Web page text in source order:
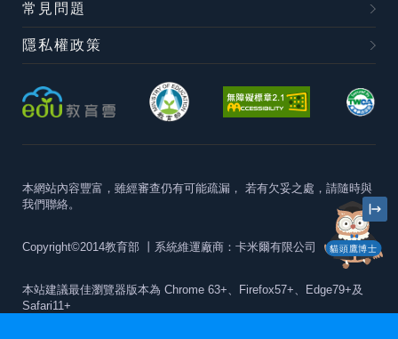
貓頭鷹博士
常見問題
隱私權政策
本網站內容豐富，雖經審查仍有可能疏漏， 若有欠妥之處，請隨時與
我們聯絡。
Copyright©2014教育部 丨系統維運廠商：卡米爾有限公司
本站建議最佳瀏覽器版本為 Chrome 63+、Firefox57+、Edge79+及
Safari11+